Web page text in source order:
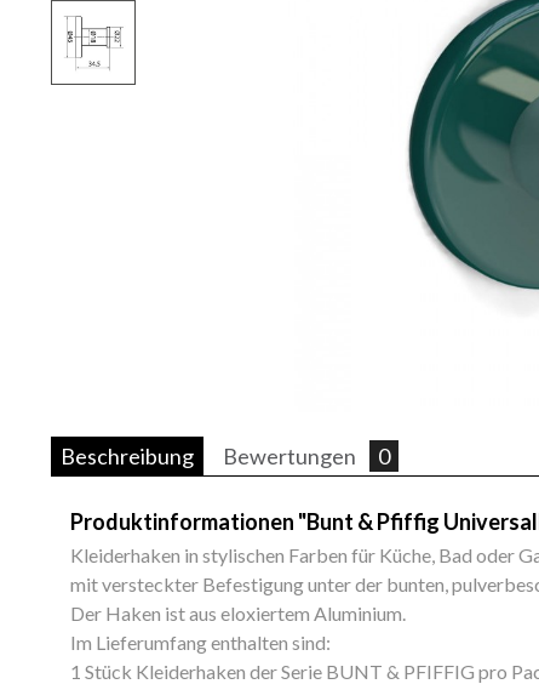
Beschreibung Bewertungen 0
Produktinformationen "Bunt & Pfiffig
Kleiderhaken in stylischen Farben für Küche, Bad oder
mit versteckter Befestigung unter der bunten,
Der Haken ist aus eloxiertem Aluminium.
Im Lieferumfang enthalten sind:
1 Stück Kleiderhaken der Serie BUNT & PFIFFIG pro